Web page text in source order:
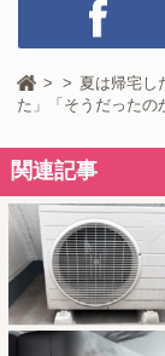
夏は帰宅
た」「そうだったの
関連記事